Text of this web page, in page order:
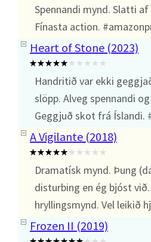
Spennandi mynd. Slatti
Fínasta action.
Heart of Stone (2023)
Handritið var ekki
slöpp. Alveg spennandi
Geggjuð skot frá Íslandi.
A Vigilante (2018)
Dramatísk mynd. Þung
disturbing en ég bjóst
hryllingsmynd. Vel leikið
Frozen II (2019)